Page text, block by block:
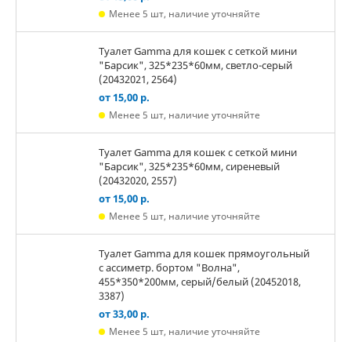
Менее 5 шт, наличие уточняйте
Туалет Gamma для кошек c сеткой мини
"Барсик", 325*235*60мм, светло-серый
(20432021, 2564)
от 15,00 р.
Менее 5 шт, наличие уточняйте
Туалет Gamma для кошек c сеткой мини
"Барсик", 325*235*60мм, сиреневый
(20432020, 2557)
от 15,00 р.
Менее 5 шт, наличие уточняйте
Туалет Gamma для кошек прямоугольный
с ассиметр. бортом "Волна",
455*350*200мм, серый/белый (20452018,
3387)
от 33,00 р.
Менее 5 шт, наличие уточняйте